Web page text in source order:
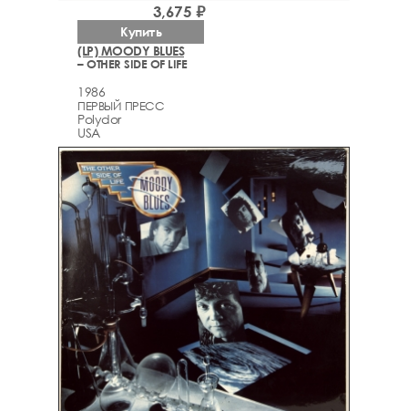
(LP) MOODY BLUES
– OTHER SIDE OF LIFE
1986
ПЕРВЫЙ ПРЕСС
Polydor
USA
3,675 ₽
Купить